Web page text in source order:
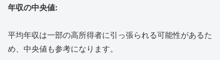
年収の中央値:
平均年収は一部の高所得者に引っ張られる可能性があるた
め、中央値も参考になります。